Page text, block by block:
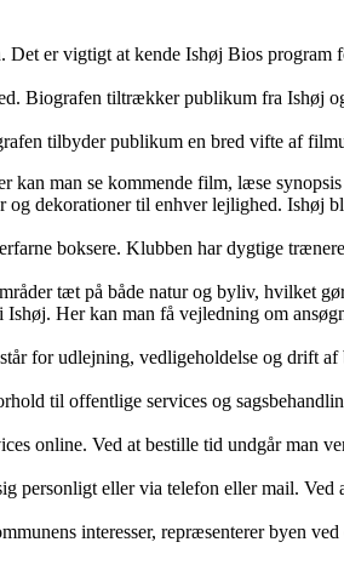
er vigtigt at kende Ishøj Bios
Biografen tiltrækker publikum fra Ishøj
tilbyder publikum en bred vifte af
man se kommende film, læse
dekorationer til enhver lejlighed. Ishøj
boksere. Klubben har dygtige
tæt på både natur og byliv, hvilket
Her kan man få vejledning om
for udlejning, vedligeholdelse og drift
til offentlige services og
online. Ved at bestille tid undgår man
personligt eller via telefon eller mail.
interesser, repræsenterer byen